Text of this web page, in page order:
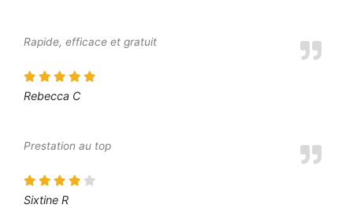
Rapide, efficace et gratuit
Rebecca C
Prestation au top
Sixtine R